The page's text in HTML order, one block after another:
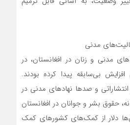
مدنی
مدنی و زنان در افغانستان، در
بی‌سابقه پیدا کرده بودند.
و صدها نهادهای مدنی در
حقوق بشر و جوانان در افغانستان
دلار از کمک‌های کشورهای کمک